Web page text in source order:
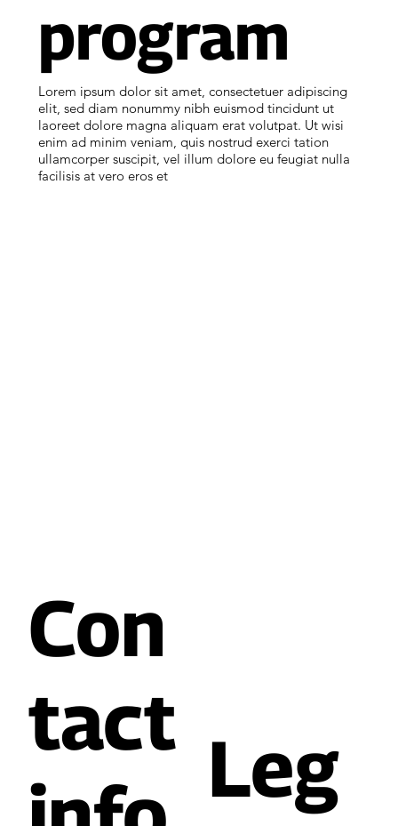
program
Lorem ipsum dolor sit amet, consectetuer adipiscing
elit, sed diam nonummy nibh euismod tincidunt ut
laoreet dolore magna aliquam erat volutpat. Ut wisi
enim ad minim veniam, quis nostrud exerci tation
ullamcorper suscipit, vel illum dolore eu feugiat nulla
facilisis at vero eros et
Con
tact Leg